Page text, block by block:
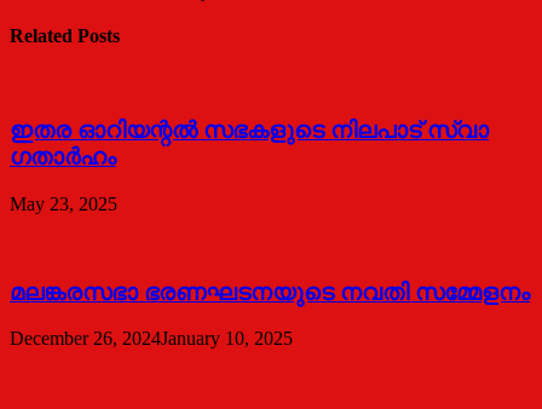
Related Posts
ഇതര ഓറിയന്റൽ സഭകളുടെ നിലപാട് സ്വാ​
ഗതാർഹം
May 23, 2025
മലങ്കരസഭാ ഭരണഘടനയുടെ നവതി സമ്മേളനം
December 26, 2024January 10, 2025